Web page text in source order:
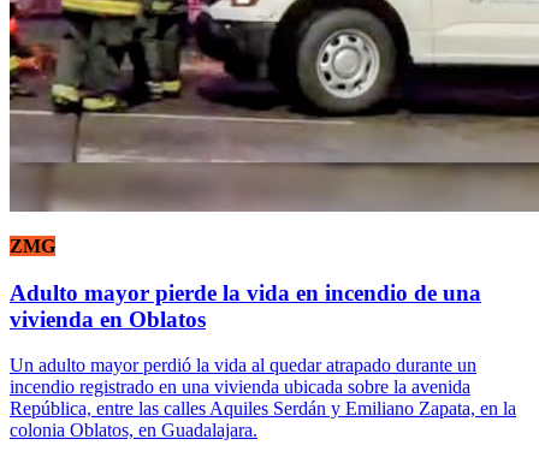
ZMG
Adulto mayor pierde la vida en incendio de una
vivienda en Oblatos
Un adulto mayor perdió la vida al quedar atrapado durante un
incendio registrado en una vivienda ubicada sobre la avenida
República, entre las calles Aquiles Serdán y Emiliano Zapata, en la
colonia Oblatos, en Guadalajara.